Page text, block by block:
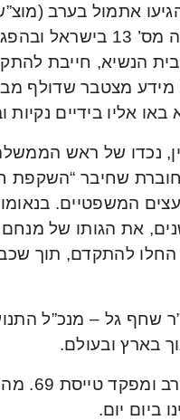
אתמול בערב
קריית ביאליק, כדי לקחת
הנשיא, חייבת
מצטבר שדולף
אליו בידיים
נכדו של ראש
שחיבר “השקפת
המשפטיים. בנאומו
את הגותו של מנחם
החלו להתקדם, תוך
שחף גל – מנכ”ל
בארץ ובעולם.
אל”מ
ביום יום.